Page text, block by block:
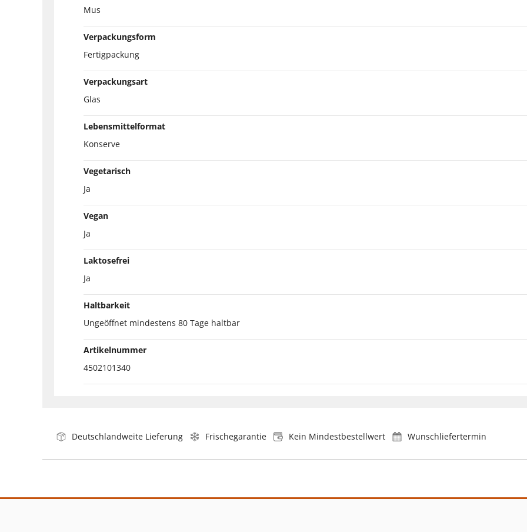
Mus
Verpackungsform
Fertigpackung
Verpackungsart
Glas
Lebensmittelformat
Konserve
Vegetarisch
Ja
Vegan
Ja
Laktosefrei
Ja
Haltbarkeit
Ungeöffnet mindestens 80 Tage haltbar
Artikelnummer
4502101340
Deutschlandweite Lieferung Frischegarantie Kein Mindestbestellwert Wunschliefertermin